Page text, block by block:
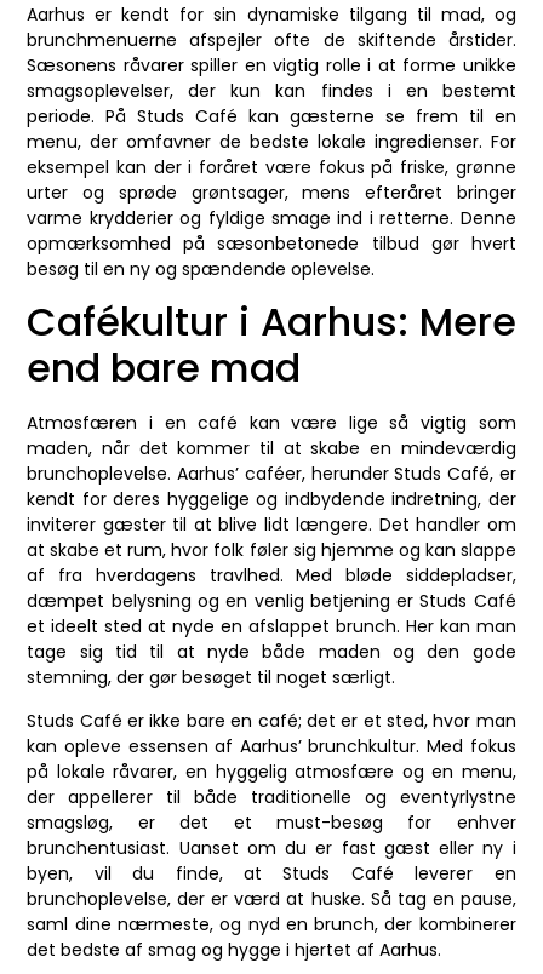
Aarhus er kendt for sin dynamiske tilgang til mad, og
brunchmenuerne afspejler ofte de skiftende årstider.
Sæsonens råvarer spiller en vigtig rolle i at forme unikke
smagsoplevelser, der kun kan findes i en bestemt
periode. På Studs Café kan gæsterne se frem til en
menu, der omfavner de bedste lokale ingredienser. For
eksempel kan der i foråret være fokus på friske, grønne
urter og sprøde grøntsager, mens efteråret bringer
varme krydderier og fyldige smage ind i retterne. Denne
opmærksomhed på sæsonbetonede tilbud gør hvert
besøg til en ny og spændende oplevelse.
Cafékultur i Aarhus: Mere
end bare mad
Atmosfæren i en café kan være lige så vigtig som
maden, når det kommer til at skabe en mindeværdig
brunchoplevelse. Aarhus’ caféer, herunder Studs Café, er
kendt for deres hyggelige og indbydende indretning, der
inviterer gæster til at blive lidt længere. Det handler om
at skabe et rum, hvor folk føler sig hjemme og kan slappe
af fra hverdagens travlhed. Med bløde siddepladser,
dæmpet belysning og en venlig betjening er Studs Café
et ideelt sted at nyde en afslappet brunch. Her kan man
tage sig tid til at nyde både maden og den gode
stemning, der gør besøget til noget særligt.
Studs Café er ikke bare en café; det er et sted, hvor man
kan opleve essensen af Aarhus’ brunchkultur. Med fokus
på lokale råvarer, en hyggelig atmosfære og en menu,
der appellerer til både traditionelle og eventyrlystne
smagsløg, er det et must-besøg for enhver
brunchentusiast. Uanset om du er fast gæst eller ny i
byen, vil du finde, at Studs Café leverer en
brunchoplevelse, der er værd at huske. Så tag en pause,
saml dine nærmeste, og nyd en brunch, der kombinerer
det bedste af smag og hygge i hjertet af Aarhus.